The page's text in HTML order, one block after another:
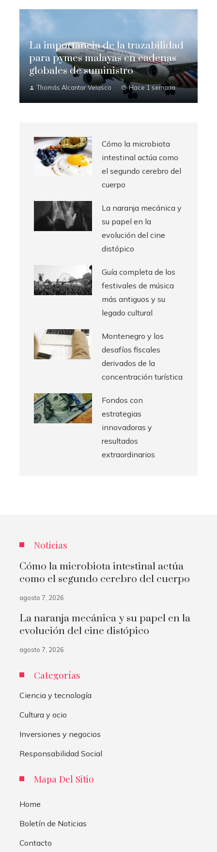
La importancia de la trazabilidad
para pymes malayas en cadenas
globales de suministro
Thomás Alcantar Velasco Hace 1 semana
Cómo la microbiota
intestinal actúa como
el segundo cerebro del
cuerpo
La naranja mecánica y
su papel en la
evolución del cine
distópico
Guía completa de los
festivales de música
más antiguos y su
legado cultural
Montenegro y los
desafíos fiscales
derivados de la
concentración turística
Fondos con
estrategias
innovadoras y
resultados
extraordinarios
Noticias
Cómo la microbiota intestinal actúa
como el segundo cerebro del cuerpo
agosto 7, 2026
La naranja mecánica y su papel en la
evolución del cine distópico
agosto 7, 2026
Categorías
Ciencia y tecnología
Cultura y ocio
Inversiones y negocios
Responsabilidad Social
Mapa Del Sitio
Home
Boletín de Noticias
Contacto